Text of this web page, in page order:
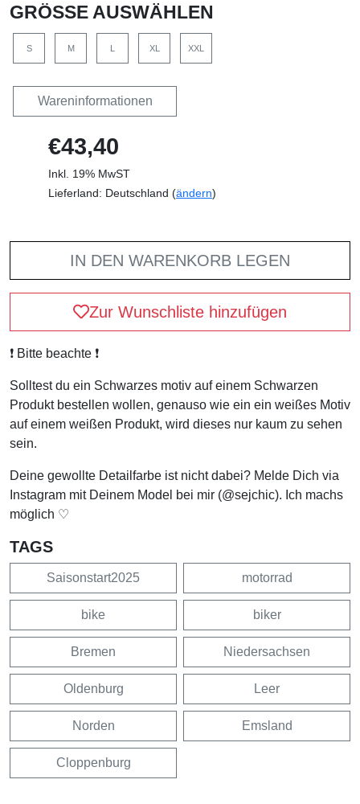
GRÖSSE AUSWÄHLEN
S M XL XXL
Wareninformationen
€43,40
Inkl. 19% MwST
Lieferland: Deutschland (ändern)
IN DEN WARENKORB LEGEN
Zur Wunschliste hinzufügen
❗️ Bitte beachte ❗️
Solltest du ein Schwarzes motiv auf einem Schwarzen
Produkt bestellen wollen, genauso wie ein ein weißes Motiv
auf einem weißen Produkt, wird dieses nur kaum zu sehen
sein.
Deine gewollte Detailfarbe ist nicht dabei? Melde Dich via
Instagram mit Deinem Model bei mir (@sejchic). Ich machs
möglich ♡
TAGS
Saisonstart2025 motorrad
bike biker
Bremen Niedersachsen
Oldenburg Leer
Norden Emsland
Cloppenburg